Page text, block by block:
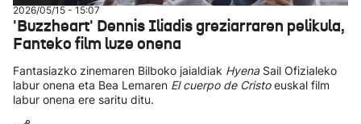
2026/05/15 - 15:07
'Buzzheart' Dennis Iliadis greziarraren pelikula,
Fanteko film luze onena
Fantasiazko zinemaren Bilboko jaialdiak HyenaSail Ofizialeko
labur onena eta Bea Lemaren El cuerpo de Cristoeuskal film
labur onena ere saritu ditu.